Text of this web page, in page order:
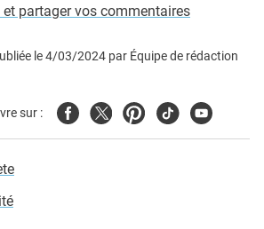
partager vos commentaires
le4/03/2024 par Équipe de rédaction
sur : FacebookTwitterPinterest
TiktokYoutube